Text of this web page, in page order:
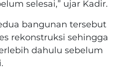
selesai,” ujar Kadir.
bangunan tersebut
rekonstruksi sehingga
dahulu sebelum